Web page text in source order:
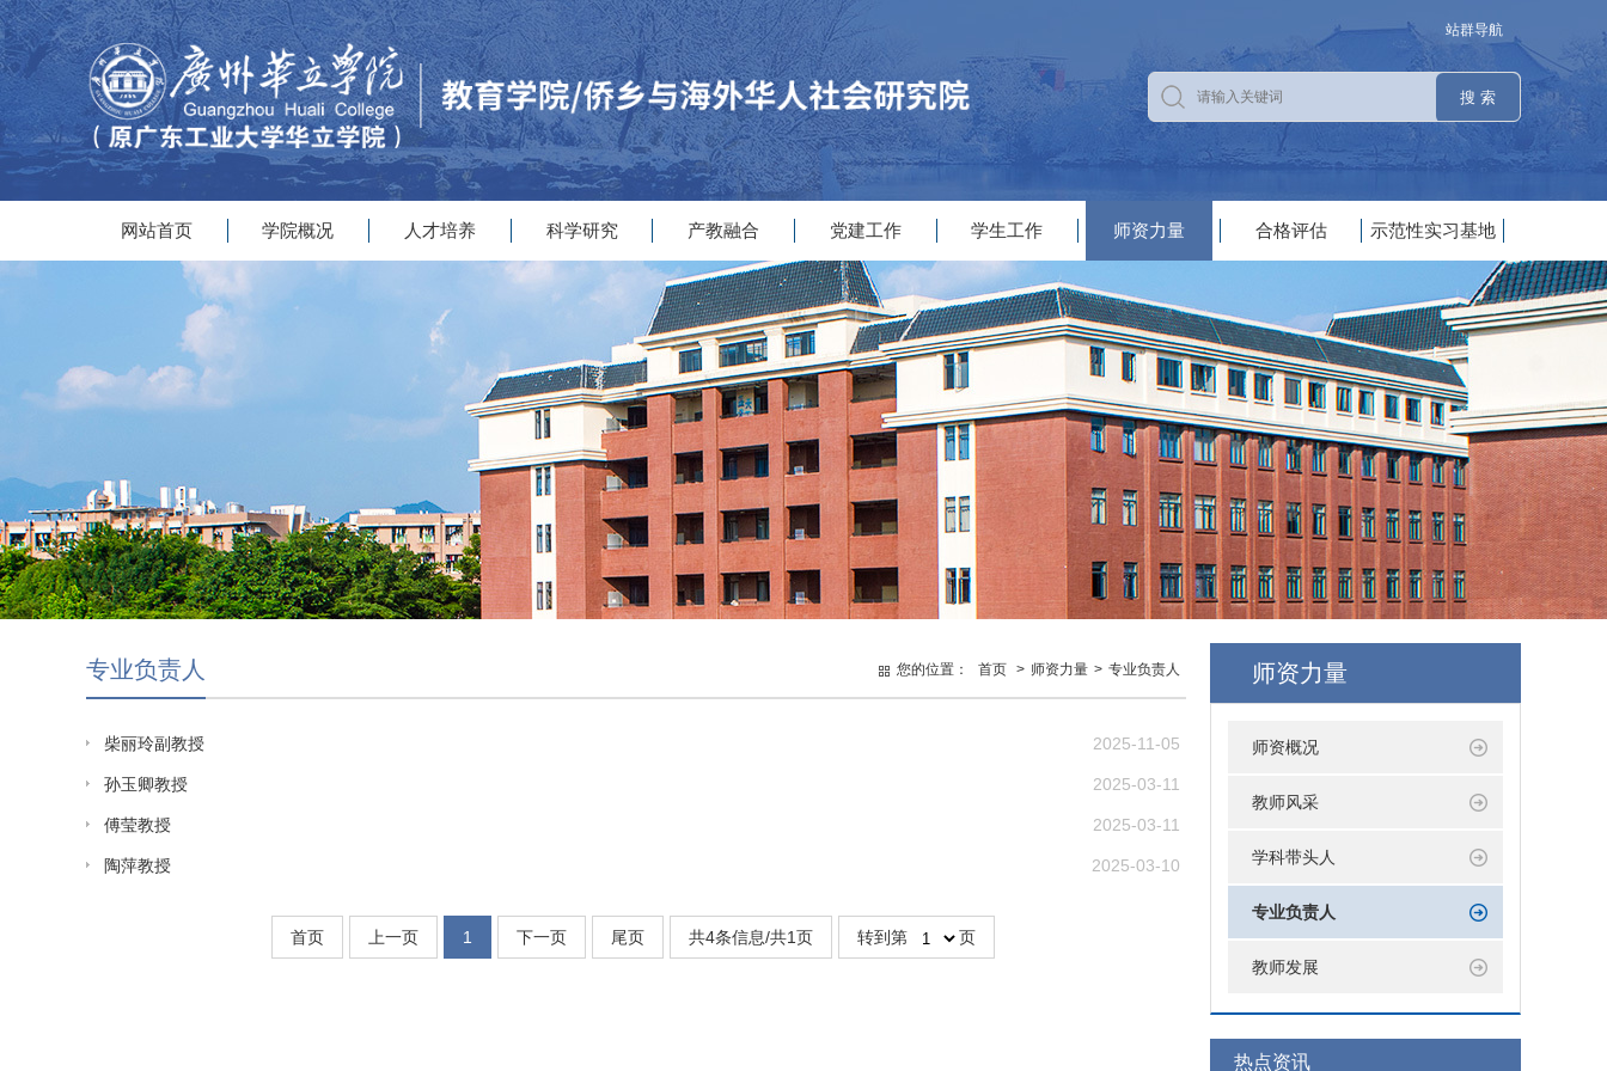
站群导航
网站首页
学院概况
人才培养
科学研究
产教融合
党建工作
学生工作
师资力量
合格评估
示范性实习基地
师资力量
师资概况
教师风采
学科带头人
专业负责人
教师发展
热点资讯
您的位置： 首页 > 师资力量 > 专业负责人
专业负责人
2025-11-05
柴丽玲副教授
2025-03-11
孙玉卿教授
2025-03-11
傅莹教授
2025-03-10
陶萍教授
首页 上一页 1 下一页 尾页 共4条信息/共1页 转到第 页